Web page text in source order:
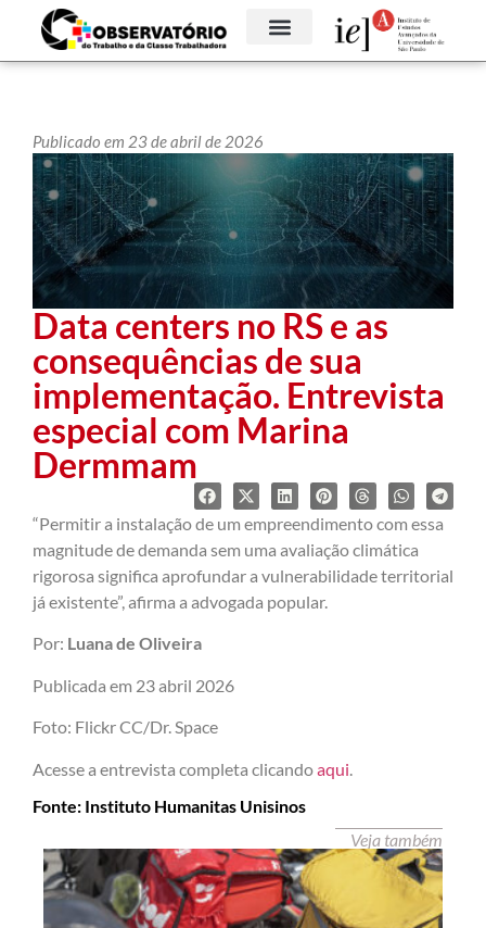
Publicado em 23 de abril de 2026
Data centers no RS e as
consequências de sua
implementação. Entrevista
especial com Marina
Dermmam
“Permitir a instalação de um empreendimento com essa
magnitude de demanda sem uma avaliação climática
rigorosa significa aprofundar a vulnerabilidade territorial
já existente”, afirma a advogada popular.
Por: Luana de Oliveira
Publicada em 23 abril 2026
Foto: Flickr CC/Dr. Space
Acesse a entrevista completa clicandoaqui
Fonte: Instituto Humanitas Unisinos
Veja também